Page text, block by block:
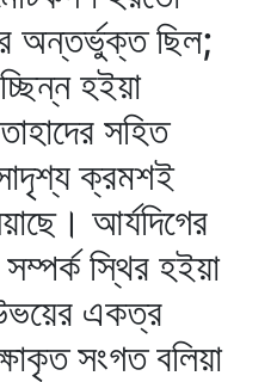
অন্তর্ভুক্ত ছিল;
হইয়া
সহিত
ক্রমশই
আর্যদিগের
স্থির হইয়া
একত্র
সংগত বলিয়া